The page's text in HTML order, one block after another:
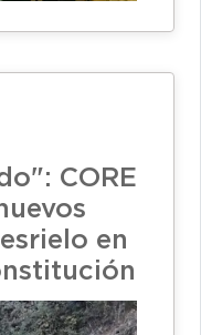
CORE
en